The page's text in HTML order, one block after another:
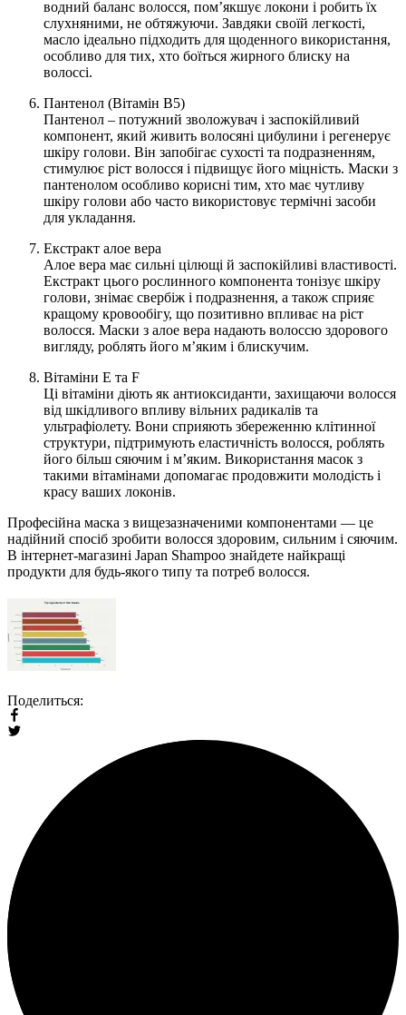
водний баланс волосся, пом’якшує локони і робить їх
слухняними, не обтяжуючи. Завдяки своїй легкості,
масло ідеально підходить для щоденного використання,
особливо для тих, хто боїться жирного блиску на
волоссі.
Пантенол (Вітамін B5)
Пантенол – потужний зволожувач і заспокійливий
компонент, який живить волосяні цибулини і регенерує
шкіру голови. Він запобігає сухості та подразненням,
стимулює ріст волосся і підвищує його міцність. Маски з
пантенолом особливо корисні тим, хто має чутливу
шкіру голови або часто використовує термічні засоби
для укладання.
Екстракт алое вера
Алое вера має сильні цілющі й заспокійливі властивості.
Екстракт цього рослинного компонента тонізує шкіру
голови, знімає свербіж і подразнення, а також сприяє
кращому кровообігу, що позитивно впливає на ріст
волосся. Маски з алое вера надають волоссю здорового
вигляду, роблять його м’яким і блискучим.
Вітаміни Е та F
Ці вітаміни діють як антиоксиданти, захищаючи волосся
від шкідливого впливу вільних радикалів та
ультрафіолету. Вони сприяють збереженню клітинної
структури, підтримують еластичність волосся, роблять
його більш сяючим і м’яким. Використання масок з
такими вітамінами допомагає продовжити молодість і
красу ваших локонів.
Професійна маска з вищезазначеними компонентами — це
надійний спосіб зробити волосся здоровим, сильним і сяючим.
В інтернет-магазині Japan Shampoo знайдете найкращі
продукти для будь-якого типу та потреб волосся.
Поделиться: